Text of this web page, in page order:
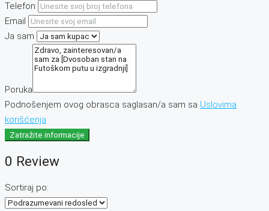
Telefon
Email
Ja sam
Poruka
Podnošenjem ovog obrasca saglasan/a sam sa Uslovima
korišćenja
Zatražite informacije
0 Review
Sortiraj po: